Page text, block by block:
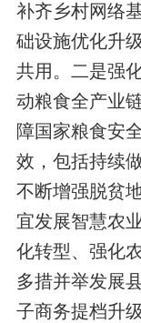
补齐乡村网络
础设施优化升
共用。二是强
动粮食全产业
障国家粮食安
效，包括持续
不断增强脱贫
宜发展智慧农
化转型、强化
多措并举发展
子商务提档升